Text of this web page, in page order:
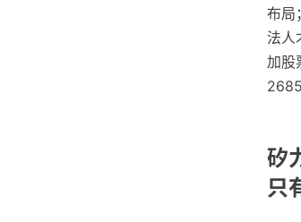
布局
法人
加股
矽
只